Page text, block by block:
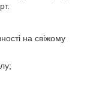
на свіжому